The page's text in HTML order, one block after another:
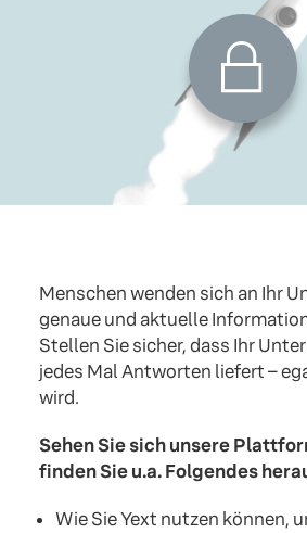
Menschen wenden sich an Ihr
genaue und aktuelle
Stellen Sie sicher, dass Ihr
jedes Mal Antworten liefert –
wird.
Sehen Sie sich unsere
finden Sie u.a. Folgendes
Wie Sie Yext nutzen können,